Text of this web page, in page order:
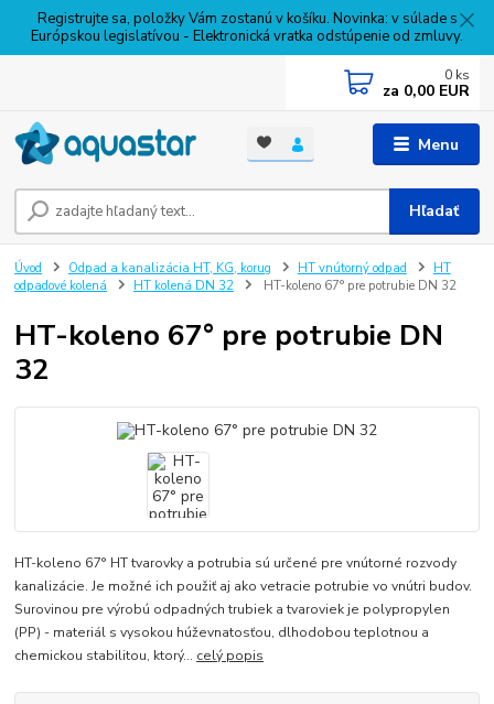
Registrujte sa, položky Vám zostanú v košíku. Novinka: v súlade s
Európskou legislatívou - Elektronická vratka odstúpenie od zmluvy.
Menu
Hľadať
0 ks
za 0,00 EUR
Úvod Odpad a kanalizácia HT, KG, korug HT vnútorný odpad
HT
odpadové kolená
HT kolená DN 32 HT-koleno 67° pre potrubie DN 32
HT-koleno 67° pre potrubie DN
32
HT-koleno 67° HT tvarovky a potrubia sú určené pre vnútorné rozvody
kanalizácie. Je možné ich použiť aj ako vetracie potrubie vo vnútri budov.
Surovinou pre výrobú odpadných trubiek a tvaroviek je polypropylen
(PP) - materiál s vysokou húževnatosťou, dlhodobou teplotnou a
chemickou stabilitou, ktorý... celý popis